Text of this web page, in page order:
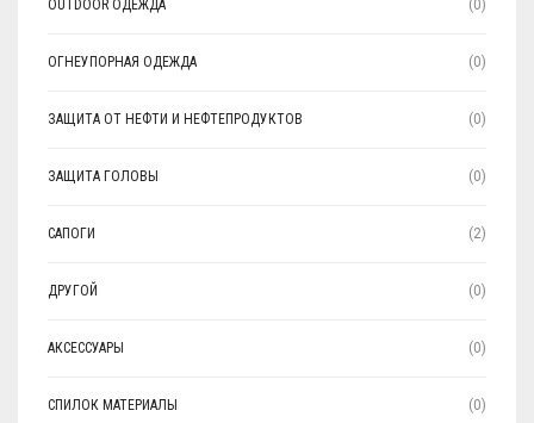
OUTDOOR ОДЕЖДА (0)
ОГНЕУПОРНАЯ ОДЕЖДА (0)
ЗАЩИТА ОТ НЕФТИ И НЕФТЕПРОДУКТОВ (0)
ЗАЩИТА ГОЛОВЫ (0)
САПОГИ (2)
ДРУГОЙ (0)
АКСЕССУАРЫ (0)
СПИЛОК МАТЕРИАЛЫ (0)